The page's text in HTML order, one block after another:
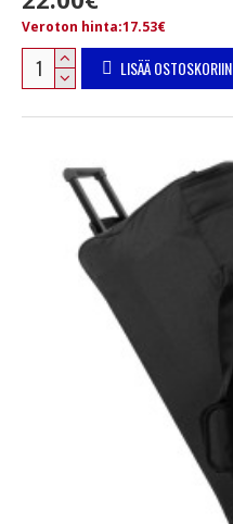
Veroton hinta:17.53€
LISÄÄ OSTOSKORIIN